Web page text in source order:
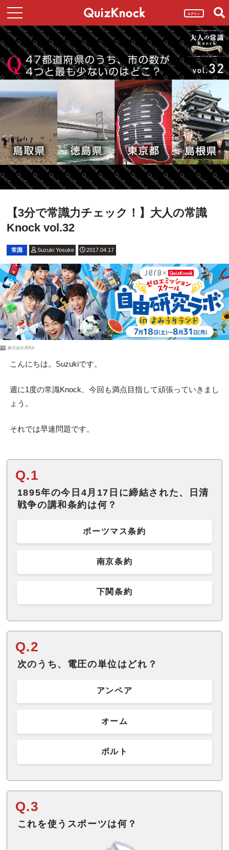
ログイン
【3分で常識力チェック！】大人の常識
Knock vol.32
常識 Suzuki Yosuke 2017.04.17
PR 株式会社JERA
こんにちは。Suzukiです。
週に1度の常識Knock、今回も満点目指して頑張っていきまし
ょう。
それでは早速問題です。
Q.1
1895年の今日4月17日に締結された、日清
戦争の講和条約は何？
ポーツマス条約
南京条約
下関条約
Q.2
次のうち、電圧の単位はどれ？
アンペア
オーム
ボルト
Q.3
これを使うスポーツは何？